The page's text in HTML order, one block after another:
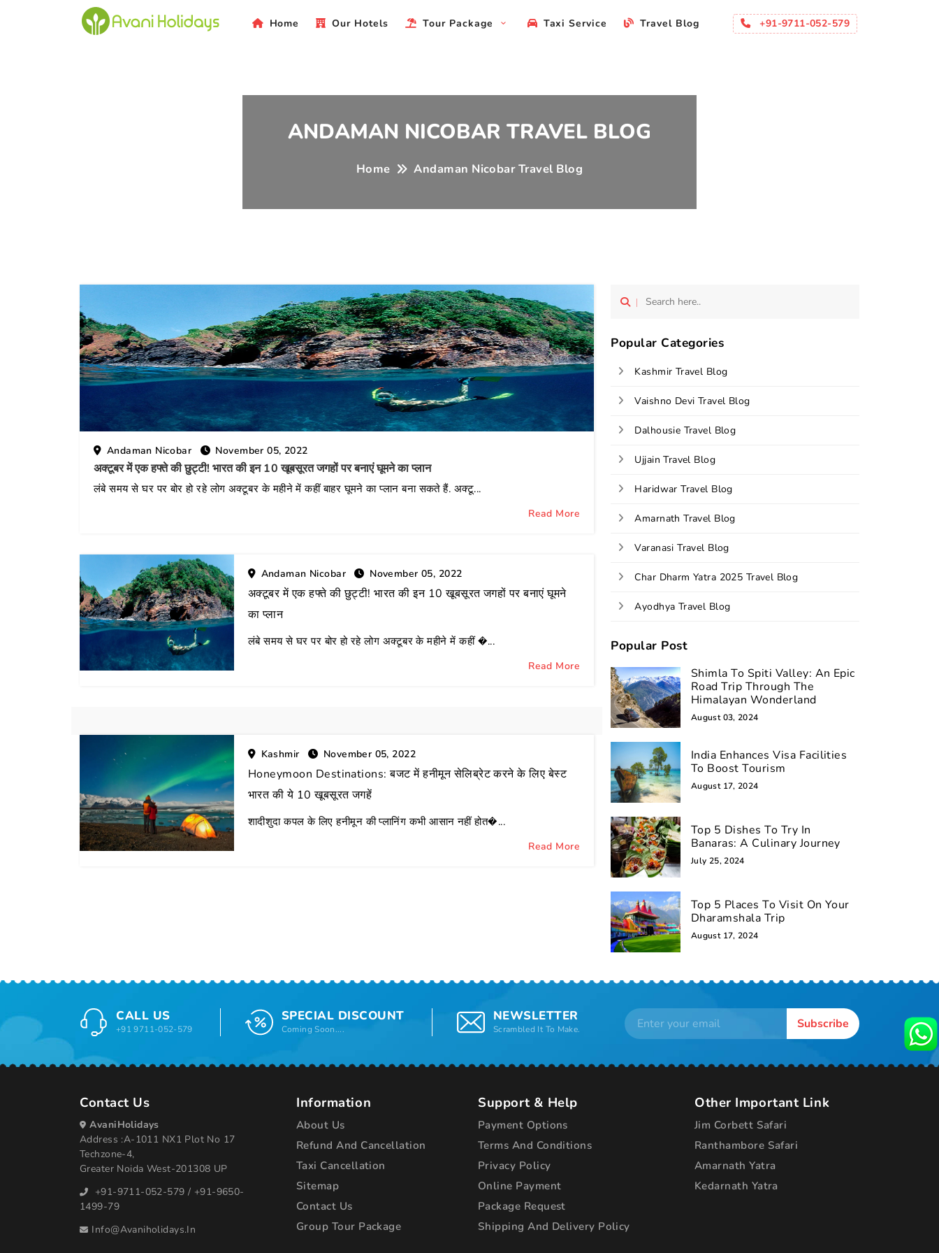
Home Our Hotels Tour Package Taxi Service Travel Blog +91-9711-052-579
ANDAMAN NICOBAR TRAVEL BLOG
Home Andaman Nicobar Travel Blog
Andaman Nicobar November 05, 2022
अक्टूबर में एक हफ्ते की छुट्टी! भारत की इन 10 खूबसूरत जगहों पर बनाएं घूमने का प्लान
लंबे समय से घर पर बोर हो रहे लोग अक्टूबर के महीने में कहीं बाहर घूमने का प्लान बना सकते हैं. अक्टू...
Read More
Andaman Nicobar November 05, 2022
अक्टूबर में एक हफ्ते की छुट्टी! भारत की इन 10 खूबसूरत जगहों पर बनाएं घूमने
का प्लान
लंबे समय से घर पर बोर हो रहे लोग अक्टूबर के महीने में कहीं �...
Read More
Kashmir November 05, 2022
Honeymoon Destinations: बजट में हनीमून सेलिब्रेट करने के लिए बेस्ट
भारत की ये 10 खूबसूरत जगहें
शादीशुदा कपल के लिए हनीमून की प्लानिंग कभी आसान नहीं होत�...
Read More
Popular Categories
Kashmir Travel Blog
Vaishno Devi Travel Blog
Dalhousie Travel Blog
Ujjain Travel Blog
Haridwar Travel Blog
Amarnath Travel Blog
Varanasi Travel Blog
Char Dharm Yatra 2025 Travel Blog
Ayodhya Travel Blog
Popular Post
Shimla To Spiti Valley: An Epic
Road Trip Through The
Himalayan Wonderland
August 03, 2024
India Enhances Visa Facilities
To Boost Tourism
August 17, 2024
Top 5 Dishes To Try In
Banaras: A Culinary Journey
July 25, 2024
Top 5 Places To Visit On Your
Dharamshala Trip
August 17, 2024
CALL US
+91 9711-052-579
SPECIAL DISCOUNT
Coming Soon....
NEWSLETTER
Scrambled It To Make. Subscribe
Contact Us
AvaniHolidays
Address :A-1011 NX1 Plot No 17
Techzone-4,
Greater Noida West-201308 UP
+91-9711-052-579 / +91-9650-
1499-79
Info@avaniholidays.in
Information
About Us
Refund And Cancellation
Taxi Cancellation
Sitemap
Contact Us
Group Tour Package
Support & Help
Payment Options
Terms And Conditions
Privacy Policy
Online Payment
Package Request
Shipping And Delivery Policy
Other Important Link
Jim Corbett Safari
Ranthambore Safari
Amarnath Yatra
Kedarnath Yatra